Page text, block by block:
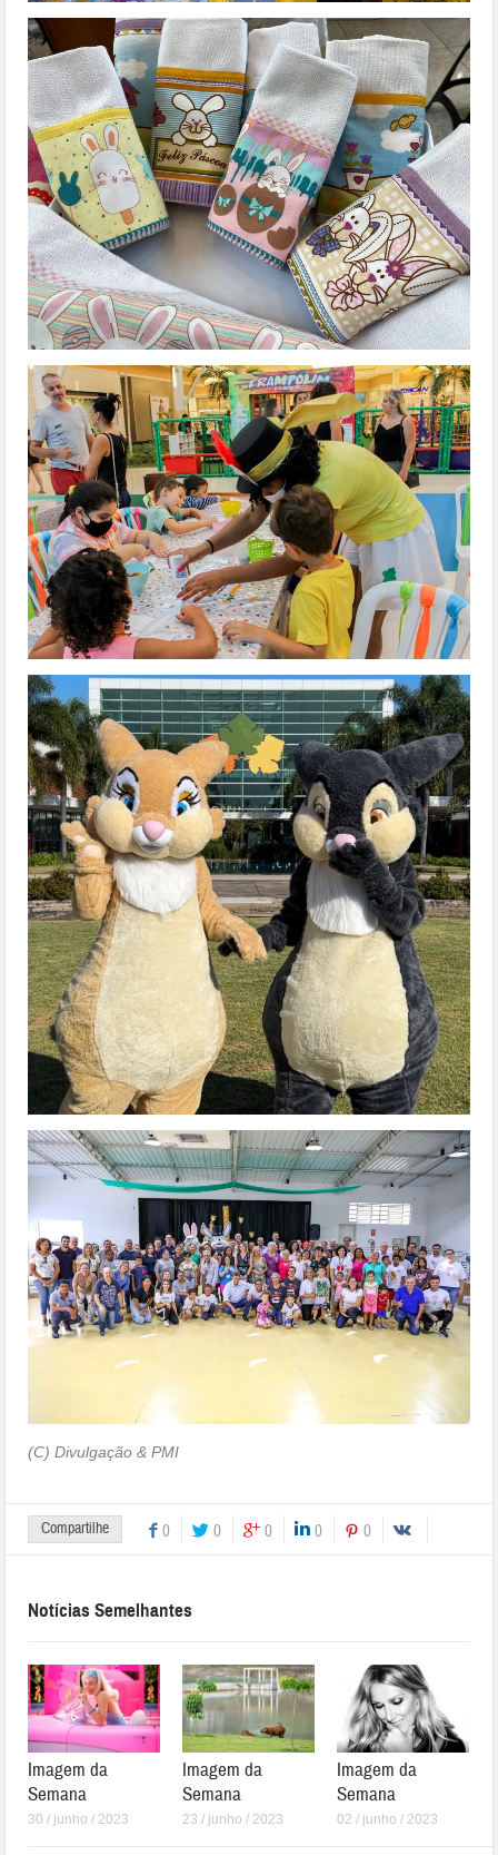
(C) Divulgação & PMI
Compartilhe 0 0 0 0 0
Notícias Semelhantes
Imagem da
Semana
30 / junho / 2023
Imagem da
Semana
23 / junho / 2023
Imagem da
Semana
02 / junho / 2023